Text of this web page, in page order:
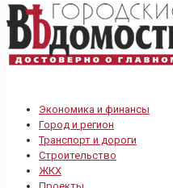
Экономика и финансы
Город и регион
Транспорт и дороги
Строительство
ЖКХ